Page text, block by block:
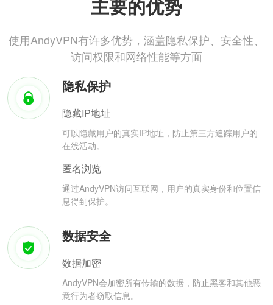
主要的优势
使用AndyVPN有许多优势，涵盖隐私保护、安全性、
访问权限和网络性能等方面
隐私保护
隐藏IP地址
可以隐藏用户的真实IP地址，防止第三方追踪用户的
在线活动。
匿名浏览
通过AndyVPN访问互联网，用户的真实身份和位置信
息得到保护。
数据安全
数据加密
AndyVPN会加密所有传输的数据，防止黑客和其他恶
意行为者窃取信息。